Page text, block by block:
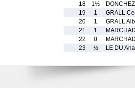
18
1½
19
1
GRALL
20
1
GRALL
21
1
22
0
23
½ LE DU